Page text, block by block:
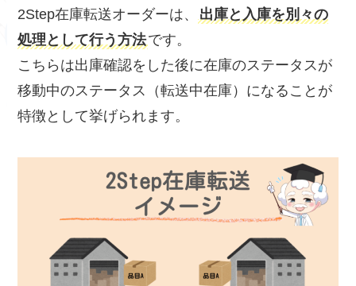
2Step在庫転送オーダーは、
出庫と入庫を別々の
処理として行う方法です。
こちらは出庫確認をした後に在庫のステータスが
移動中のステータス（転送中在庫）になることが
特徴として挙げられます。